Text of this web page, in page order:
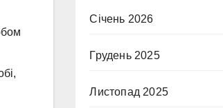
Січень 2026
Грудень 2025
Листопад 2025